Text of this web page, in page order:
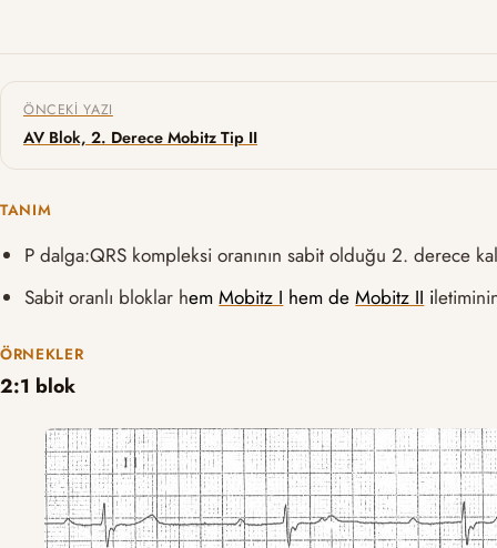
Yazı gezinmesi
ÖNCEKI YAZI
AV Blok, 2. Derece Mobitz Tip II
TANIM
P dalga:QRS kompleksi oranının sabit olduğu 2. derece
Sabit oranlı bloklar hemMobitz I hem deMobitz II i
ÖRNEKLER
2:1 blok